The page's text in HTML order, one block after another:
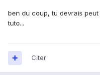
ben du coup, tu devrais
tuto...
Citer